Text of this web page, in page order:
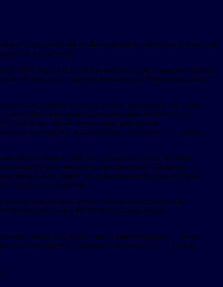
приуроченная ко Дню народного единства. В этом году
и родителей.
Еленой Батуриной. Она реализуется при поддержке Фонда
и внесена в перечень мероприятий Минпросвещения
увеличение их числа до трех миллионов. «К этому
Мы очень рады видеть растущий интерес к его
свой более чем 20-летний опыт разработки
и интереса к историческому наследию», — говорит
учителем и рабочая тетрадь) доступны на сайте
просвещения и культуры и даже родители. Материал
всех людей: традиционных религиях, истории,
исследование.
интереса ребят к темам нравственности,
палаты РФ по межнациональным,
сделать наш мир лучше, а наше общество — более
его стремлений и возможностей развития», — считает